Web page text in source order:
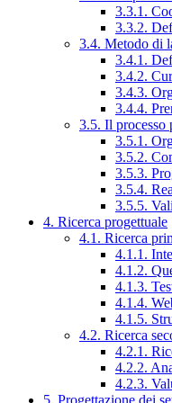
3.3.1.
3.3.2.
3.4. Metodo di
3.4.1.
3.4.2.
3.4.3.
3.4.4.
3.5. Il processo
3.5.1.
3.5.2.
3.5.3.
3.5.4.
3.5.5.
4. Ricerca progettuale
4.1. Ricerca
4.1.1.
4.1.2.
4.1.3.
4.1.4.
4.1.5.
4.2. Ricerca
4.2.1.
4.2.2.
4.2.3.
5. Progettazione dei